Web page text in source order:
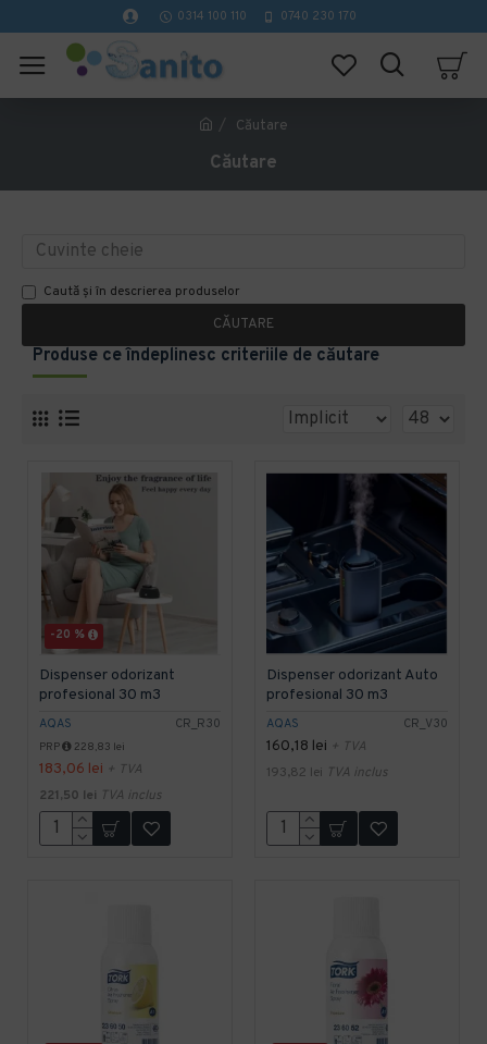
0314 100 110 0740 230 170
Căutare
Căutare
Caută și în descrierea produselor
CĂUTARE
Produse ce îndeplinesc criteriile de căutare
-20 %
AQAS CR_R30
Dispenser odorizant
profesional 30 m3
PRP 228,83 lei
183,06 lei + TVA
221,50 lei TVA inclus
AQAS CR_V30
Dispenser odorizant Auto
profesional 30 m3
160,18 lei + TVA
193,82 lei TVA inclus